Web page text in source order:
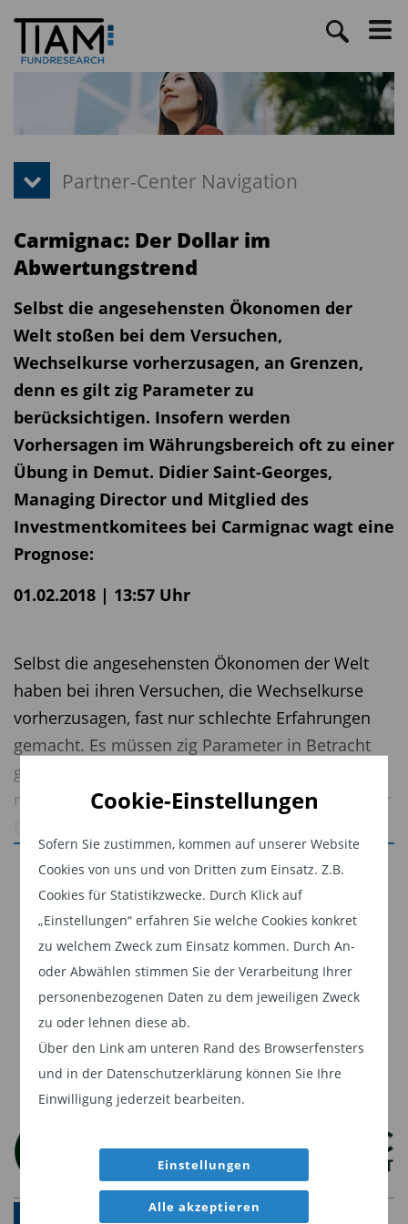
Cookie-Einstellungen
Sofern Sie zustimmen, kommen auf unserer Website
Cookies von uns und von Dritten zum Einsatz. Z.B.
Cookies für Statistikzwecke. Durch Klick auf
„Einstellungen“ erfahren Sie welche Cookies konkret
zu welchem Zweck zum Einsatz kommen. Durch An-
oder Abwählen stimmen Sie der Verarbeitung Ihrer
personenbezogenen Daten zu dem jeweiligen Zweck
zu oder lehnen diese ab.
Über den Link am unteren Rand des Browserfensters
und in der Datenschutzerklärung können Sie Ihre
Einwilligung jederzeit bearbeiten.
Einstellungen
Alle akzeptieren
Carmignac: Der Dollar im
Abwertungstrend
Selbst die angesehensten Ökonomen der
Welt stoßen bei dem Versuchen,
Wechselkurse vorherzusagen, an Grenzen,
denn es gilt zig Parameter zu
berücksichtigen. Insofern werden
Vorhersagen im Währungsbereich oft zu einer
Übung in Demut. Didier Saint-Georges,
Managing Director und Mitglied des
Investmentkomitees bei Carmignac wagt eine
Prognose:
01.02.2018 | 13:57 Uhr
Selbst die angesehensten Ökonomen der Welt
haben bei ihren Versuchen, die Wechselkurse
vorherzusagen, fast nur schlechte Erfahrungen
gemacht. Es müssen zig Parameter in Betracht
gezogen werden, die alle unbeständig,
miteinander verknüpft und von unterschiedlicher
im Währungsbereich oftmals zu einer
fortwährenden Übung in Demut.
Trotz dieser Schwierigkeiten bei der Vorhersage
kommt man nicht umhin, zu versuchen zu
verstehen, was vor sich geht. Vor allem heute, da
die Trends von 2017 sich zu Beginn dieses Jahres
fortzusetzen scheinen.
Die kurzfristige Stärke des US-Dollar Ende 2016
nach der Wahl von Donald Trump entsprach
Auslegung des Versprechens des
republikanischen Präsidentschaftskandidaten:
der Stärkung der Leistungsfähigkeit der US-
Jetzt weiterlesen
Dieser Inhalt ist für professionelle Anleger
bestimmt. Mit Klick auf "Weiter" bestätigen
Sie, dass Sie ein professioneller Anleger sind
Datenschutzerklärung
Weiter
PARTNERBEREICH